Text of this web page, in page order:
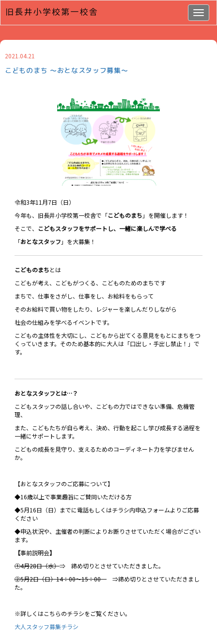
2021.04.21
こどものまち ～おとなスタッフ募集～
令和3年11月7日（日）
今年も、旧長井小学校第一校舎で「こどものまち 」を開催します！
そこで、
こどもスタッフをサポートし、一緒に楽しんで学べる
「おとなスタッフ 」を大募集！
こどものまちとは―――
こどもが考え、こどもがつくる、こどものためのまちです
まちで、仕事をさがし、仕事をし、お給料をもらって
そのお給料で買い物をしたり、レジャーを楽しんだりしながら
社会の仕組みを学べるイベントです。
こどもの主体性を大切にし、こどもから出てくる意見をもとにまちをつ
くっていきます。そのため基本的に大人は「口出し・手出し禁止！」で
す。
おとなスタッフとは…？
こどもスタッフの話し合いや、こどもの力ではできない準備、危機管
理、
また、こどもたちが自ら考え、決め、行動を起こし学び成長する過程を
一緒にサポートします。
こどもの成長を見守り、支えるためのコーディネート力を学びません
か。
【おとなスタッフのご応募について】
◆16歳以上で事業趣旨にご賛同いただける方
◆5月16日（日）までに電話もしくはチラシ内申込フォームよりご応募
ください
◆申込状況や、主催者の判断によりお断りさせていただく場合がござい
ます。
【事前説明会】
①4月28日（水）⇒ 締め切りとさせていただきました。
②5月2日（日）14：00～15：00 ⇒締め切りとさせていただきまし
た。
※詳しくはこちらのチラシをご覧ください。
大人スタッフ募集チラシ